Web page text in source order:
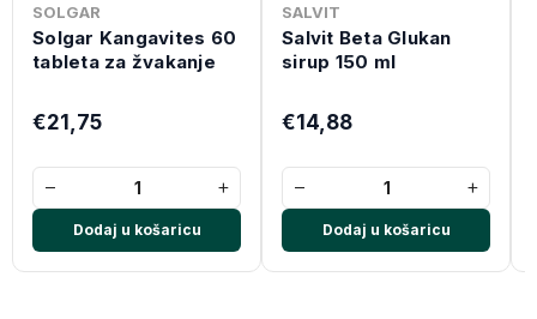
SOLGAR
Solgar Kangavites 60
tableta za žvakanje
€21,75
− +
Dodaj u košaricu
SALVIT
Salvit Beta Glukan
sirup 150 ml
€14,88
− +
Dodaj u košaricu